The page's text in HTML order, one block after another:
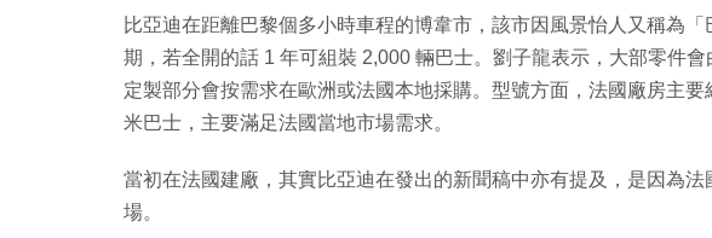
比亞迪在距離巴黎個多小時車程的博韋市，該市因風景怡人又稱為
期，若全開的話 1 年可組裝 2,000 輛巴士。劉子龍表示，大部零件
定製部分會按需求在歐洲或法國本地採購。型號方面，法國廠房主
米巴士，主要滿足法國當地市場需求。
當初在法國建廠，其實比亞迪在發出的新聞稿中亦有提及，是因為
場。